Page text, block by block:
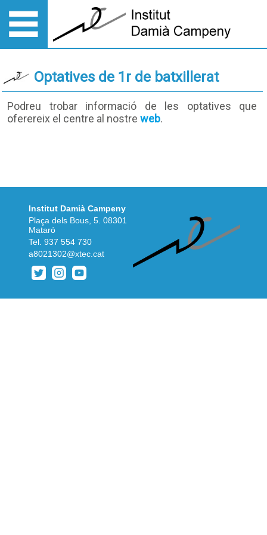
Optatives de 1r de batxillerat
Podreu trobar informació de les optatives que
oferereix el centre al nostre web.
Institut Damià Campeny
Plaça dels Bous, 5. 08301
Mataró
Tel. 937 554 730
a8021302@xtec.cat